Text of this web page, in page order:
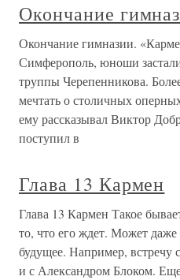
Окончание
Окончание гимназии.
Симферополь, юноши
труппы Черепенникова.
мечтать о столичных
ему рассказывал Виктор
поступил в
Глава 13 Кармен
Глава 13 Кармен Такое
то, что его ждет. Может
будущее. Например,
и с Александром Блоком.